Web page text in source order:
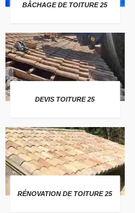
BÂCHAGE DE TOITURE 25
DEVIS TOITURE 25
RÉNOVATION DE TOITURE 25